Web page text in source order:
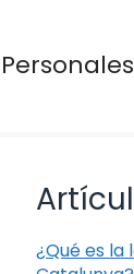
¿Qué es